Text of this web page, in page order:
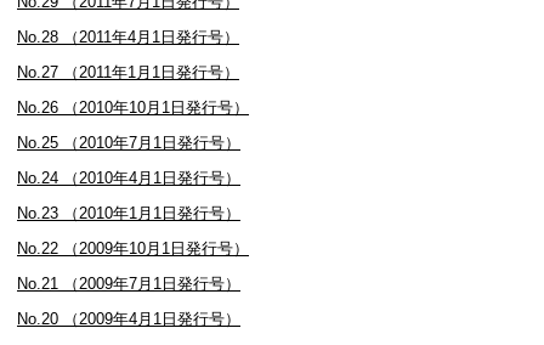
No.28 （2011年4月1日発行号）
No.27 （2011年1月1日発行号）
No.26 （2010年10月1日発行号）
No.25 （2010年7月1日発行号）
No.24 （2010年4月1日発行号）
No.23 （2010年1月1日発行号）
No.22 （2009年10月1日発行号）
No.21 （2009年7月1日発行号）
No.20 （2009年4月1日発行号）